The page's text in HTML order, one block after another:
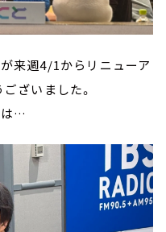
来週4/1からリニューア
ざいました。
は…